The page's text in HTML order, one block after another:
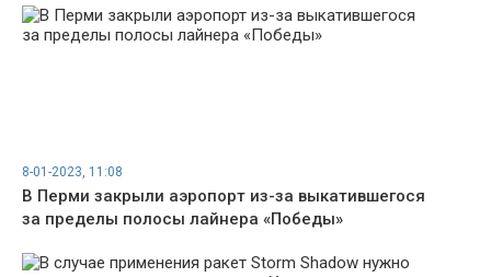
8-01-2023, 11:08
В Перми закрыли аэропорт из-за выкатившегося
за пределы полосы лайнера «Победы»